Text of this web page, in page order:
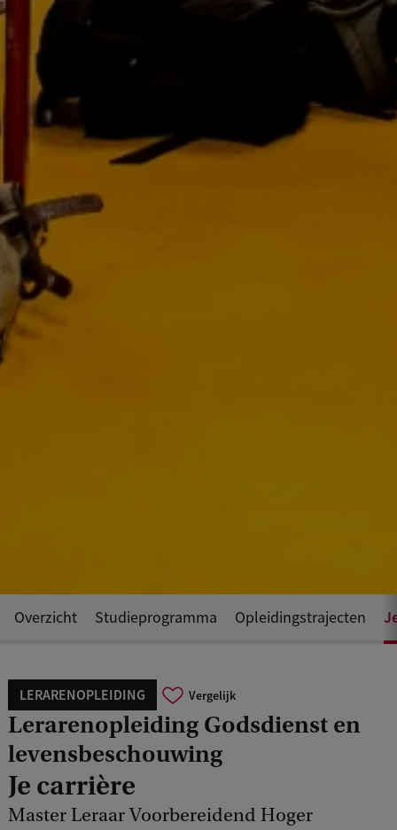
LERARENOPLEIDING Vergelijk
Lerarenopleiding Godsdienst en
levensbeschouwing
Je carrière
Master Leraar Voorbereidend Hoger
Overzicht Studieprogramma Opleidingstrajecten